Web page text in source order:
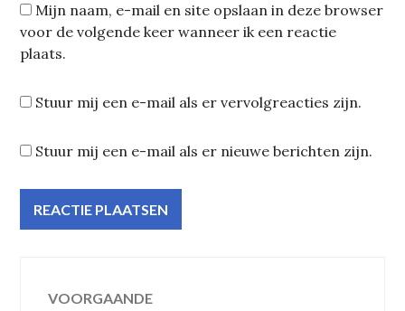
Mijn naam, e-mail en site opslaan in deze browser
voor de volgende keer wanneer ik een reactie
plaats.
Stuur mij een e-mail als er vervolgreacties zijn.
Stuur mij een e-mail als er nieuwe berichten zijn.
Bericht
VOORGAANDE